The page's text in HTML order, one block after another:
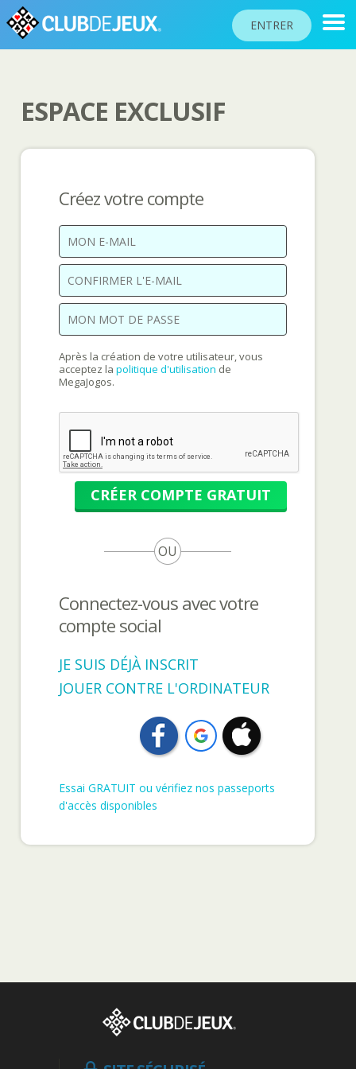
ENTRER
CLASSEMENTS
PASSEPORT
JOUER
Langue du site
ESPACE EXCLUSIF
Créez votre compte
Après la création de votre utilisateur, vous
acceptez la politique d'utilisation de
MegaJogos.
CRÉER COMPTE GRATUIT
OU
Connectez-vous avec votre
compte social
JE SUIS DÉJÀ INSCRIT
JOUER CONTRE L'ORDINATEUR
Essai GRATUIT ou vérifiez nos passeports
d'accès disponibles